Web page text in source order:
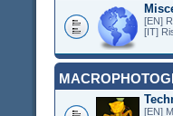
[EN]
[IT]
[EN]